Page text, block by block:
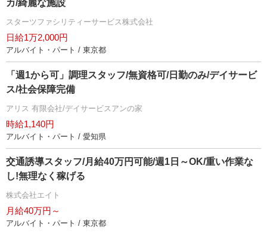
カ/綺麗な施設
スターツファシリティーサービス株式会社
日給1万2,000円
アルバイト・パート / 東京都
「週1から可」調理スタッフ/無資格可/日勤のみ/デイサービ
ス/社会保障完備
アリス 有限会社/デイサービスアンの家
時給1,140円
アルバイト・パート / 愛知県
交通誘導スタッフ/月給40万円可能/週1日～OK/重い作業な
し!無理なく稼げる
株式会社エイト
月給40万円～
アルバイト・パート / 東京都